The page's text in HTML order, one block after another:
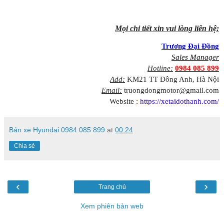
Mọi chi tiết xin vui lòng liên hệ:
Trương Đại Đồng
Sales Manager
Hotline: 0984 085 899
Add: KM21 TT Đông Anh, Hà Nội
Email: truongdongmotor@gmail.com
Website : https://xetaidothanh.com/
Bán xe Hyundai 0984 085 899 at 00:24
Chia sẻ
‹ ›
Trang chủ
Xem phiên bản web